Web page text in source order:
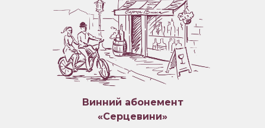
Винний абонемент
«Серцевини»